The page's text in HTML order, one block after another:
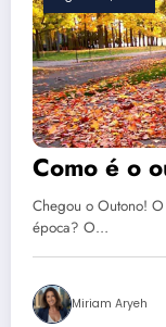
Como é o
Chegou o Outono!
época? O…
Miriam Aryeh